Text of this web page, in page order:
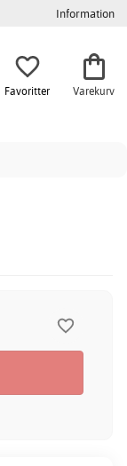
Information
Favoritter Varekurv